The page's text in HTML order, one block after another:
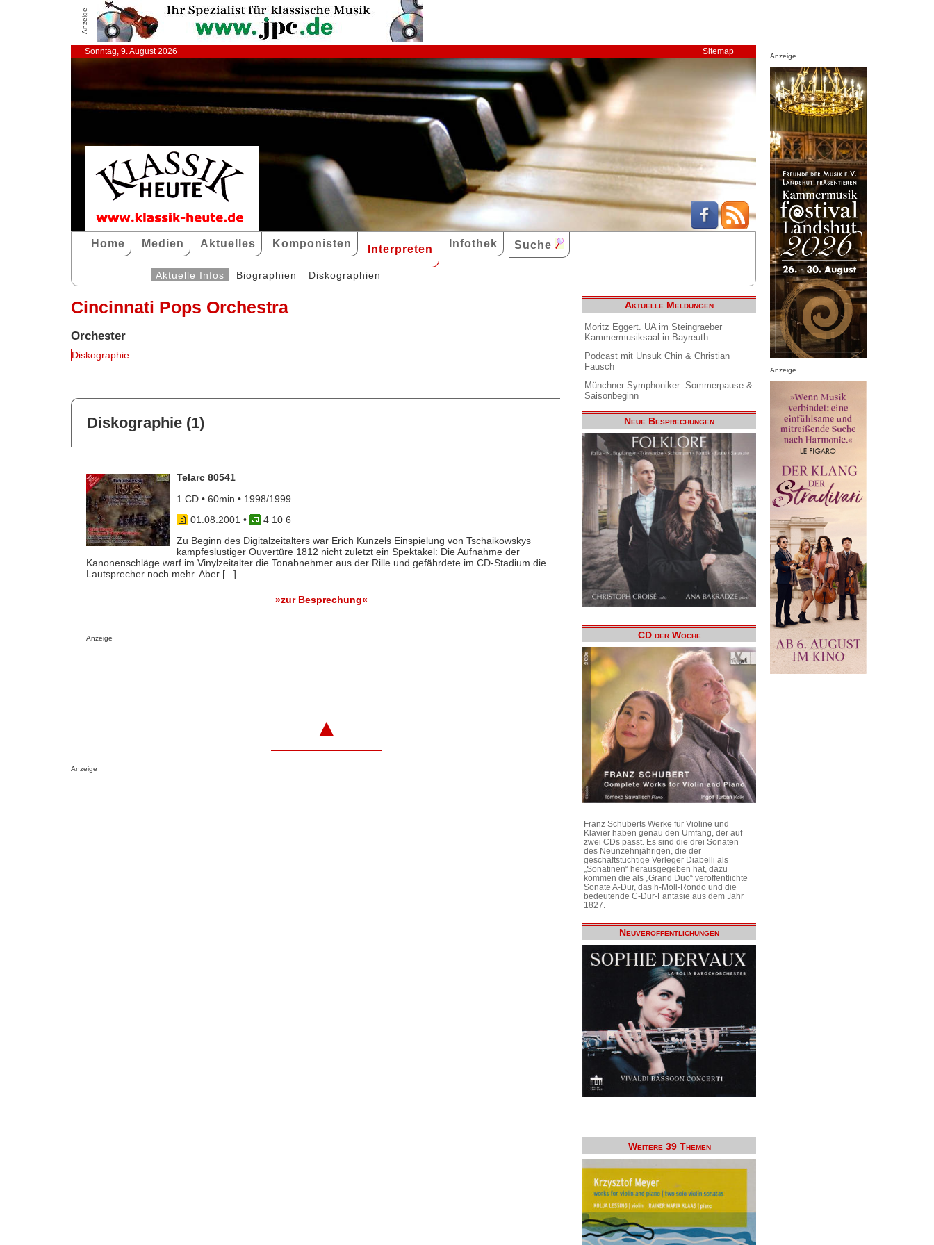
Anzeige
Sonntag, 9. August 2026 Sitemap
Home Medien Aktuelles Komponisten Interpreten Infothek Suche
Aktuelle Infos Biographien Diskographien
Cincinnati Pops Orchestra
Orchester
Diskographie
Diskographie (1)
Telarc 80541
1 CD • 60min • 1998/1999
01.08.2001 •
4 10 6
Zu Beginn des Digitalzeitalters war Erich Kunzels Einspielung von Tschaikowskys
kampfeslustiger Ouvertüre 1812 nicht zuletzt ein Spektakel: Die Aufnahme der
Kanonenschläge warf im Vinylzeitalter die Tonabnehmer aus der Rille und gefährdete im CD-Stadium die
Lautsprecher noch mehr. Aber [...]
»zur Besprechung«
Anzeige
▲
Anzeige
Aktuelle Meldungen
Moritz Eggert. UA im Steingraeber
Kammermusiksaal in Bayreuth
Podcast mit Unsuk Chin & Christian
Fausch
Münchner Symphoniker: Sommerpause &
Saisonbeginn
Neue Besprechungen
CD der Woche
Franz Schuberts Werke für Violine und
Klavier haben genau den Umfang, der auf
zwei CDs passt. Es sind die drei Sonaten
des Neunzehnjährigen, die der
geschäftstüchtige Verleger Diabelli als
„Sonatinen“ herausgegeben hat, dazu
kommen die als „Grand Duo“ veröffentlichte
Sonate A-Dur, das h-Moll-Rondo und die
bedeutende C-Dur-Fantasie aus dem Jahr
1827.
Neuveröffentlichungen
Weitere 39 Themen
Anzeige
Anzeige